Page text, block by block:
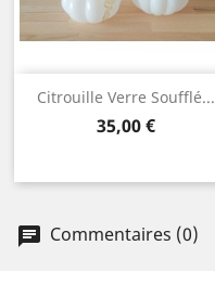
Citrouille Verre Soufflé...
Prix
35,00 €
Commentaires (0)